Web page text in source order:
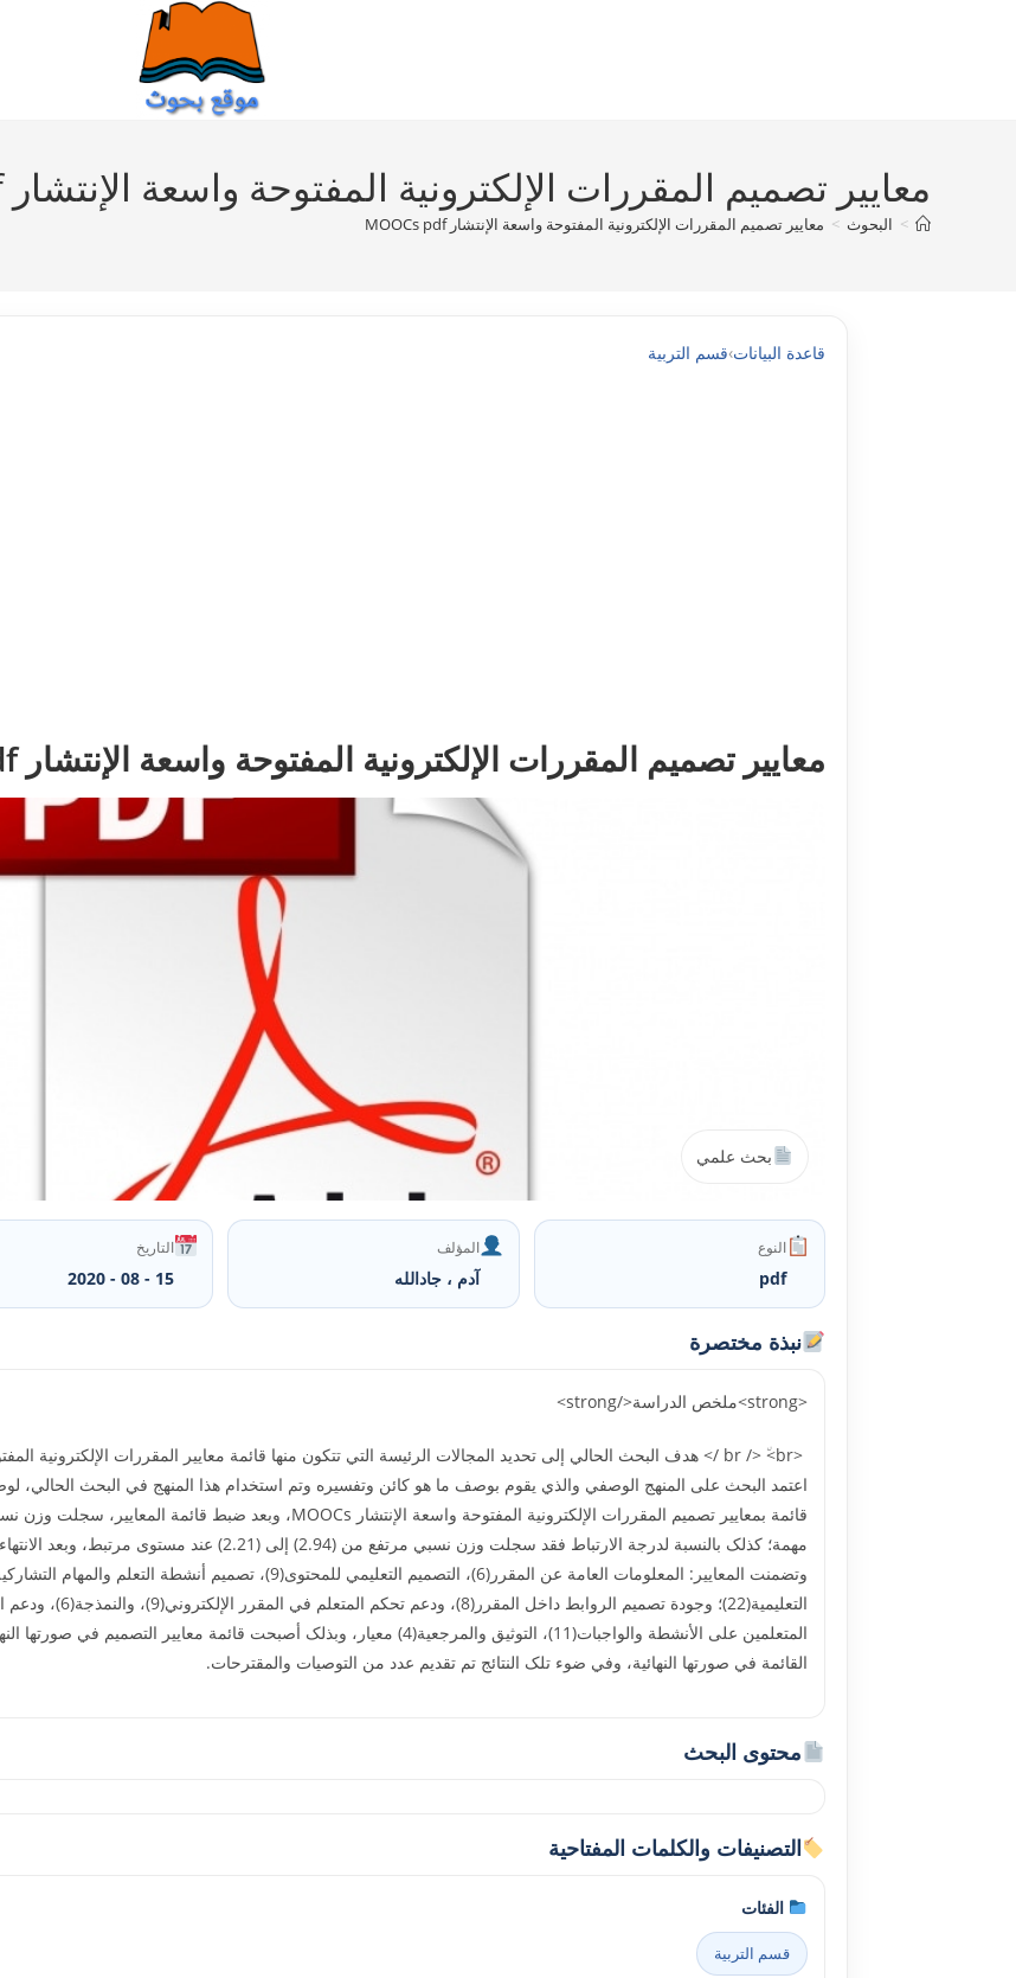
معايير تصميم المقررات الإلکترونية المفتوحة واسعة الإنتشار MOOCs pdf
> البحوث > معايير تصميم المقررات الإلکترونية المفتوحة واسعة الإنتشار MOOCs pdf
قاعدة البيانات›قسم التربية
معايير تصميم المقررات الإلکترونية المفتوحة واسعة الإنتشار MOOCs pdf
بحث علمي
النوع
pdf
المؤلف
آدم ، جادالله
التاريخ
15 - 08 - 2020
نبذة مختصرة
<strong>ملخص الدراسة</strong>
اعتمد البحث على المنهج الوصفي والذي يقوم بوصف ما هو کائن وتفسيره وتم استخدام هذا المنهج في البحث الحالي،
مهمة؛ کذلک بالنسبة لدرجة الارتباط فقد سجلت وزن نسبي مرتفع من
القائمة في صورتها النهائية، وفي ضوء تلک النتائج تم تقديم عدد من التوصيات والمقترحات.
محتوى البحث
التصنيفات والكلمات المفتاحية
الفئات
قسم التربية